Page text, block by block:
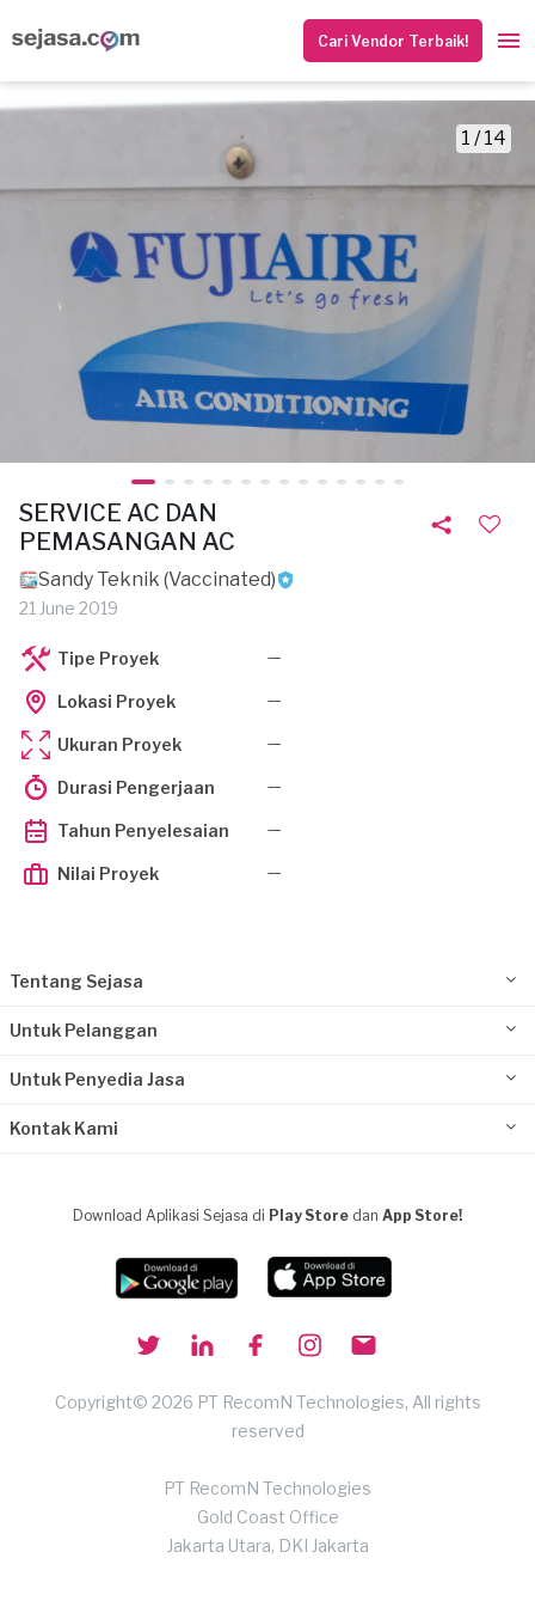
Cari Vendor Terbaik!
1 / 14
SERVICE AC DAN
PEMASANGAN AC
Sandy Teknik (Vaccinated)
21 June 2019
Tipe Proyek —
Lokasi Proyek —
Ukuran Proyek —
Durasi Pengerjaan —
Tahun Penyelesaian —
Nilai Proyek —
Tentang Sejasa
Untuk Pelanggan
Untuk Penyedia Jasa
Kontak Kami
Download Aplikasi Sejasa di Play Store dan App Store!
Copyright© 2026 PT RecomN Technologies, All rights
reserved
PT RecomN Technologies
Gold Coast Office
Jakarta Utara, DKI Jakarta